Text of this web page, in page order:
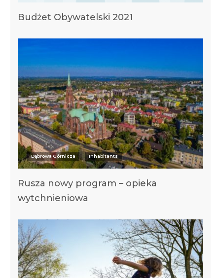
Budżet Obywatelski 2021
Dąbrowa Górnicza Inhabitants
Rusza nowy program – opieka
wytchnieniowa